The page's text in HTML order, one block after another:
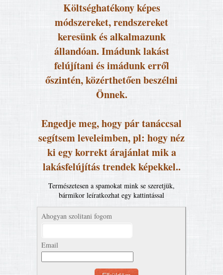
Költséghatékony képes
módszereket, rendszereket
keresünk és alkalmazunk
állandóan. Imádunk lakást
felújítani és imádunk erről
őszintén, közérthetően beszélni
Önnek.
Engedje meg, hogy pár tanáccsal
segítsem leveleimben, pl: hogy néz
ki egy korrekt árajánlat mik a
lakásfelújítás trendek képekkel..
Természetesen a spamokat mink se szeretjük,
bármikor leíratkozhat egy kattintással
Ahogyan szolitani fogom
Email